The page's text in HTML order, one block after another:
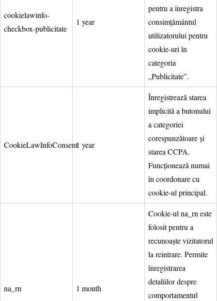
cookielawinfo-
checkbox-publicitate
1 year
pentru a înregistra
consimțământul
utilizatorului pentru
cookie-uri în
categoria
„Publicitate”.
CookieLawInfoConsent1 year
Înregistrează starea
implicită a butonului
a categoriei
corespunzătoare și
starea CCPA.
Funcționează numai
în coordonare cu
cookie-ul principal.
na_rn 1 month
Cookie-ul na_rn este
folosit pentru a
recunoaște vizitatorul
la reintrare. Permite
înregistrarea
detaliilor despre
comportamentul